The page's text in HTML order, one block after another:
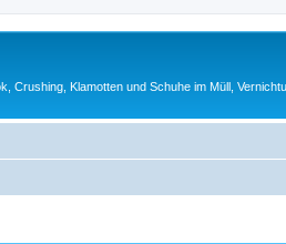
Crushing, Klamotten und Schuhe im Müll,